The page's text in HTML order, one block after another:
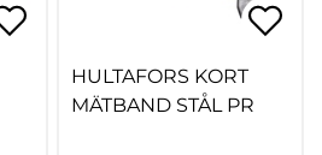
HULTAFORS KORT
MÄTBAND STÅL PR